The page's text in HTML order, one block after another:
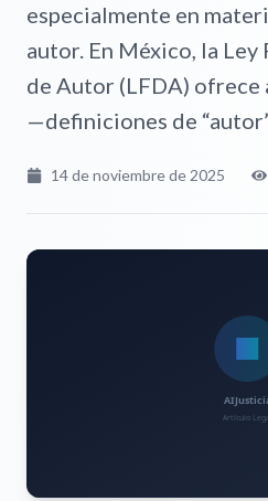
especialmente en
autor. En México, la
de Autor (LFDA) ofrece
—definiciones de
14 de noviembre de 2025